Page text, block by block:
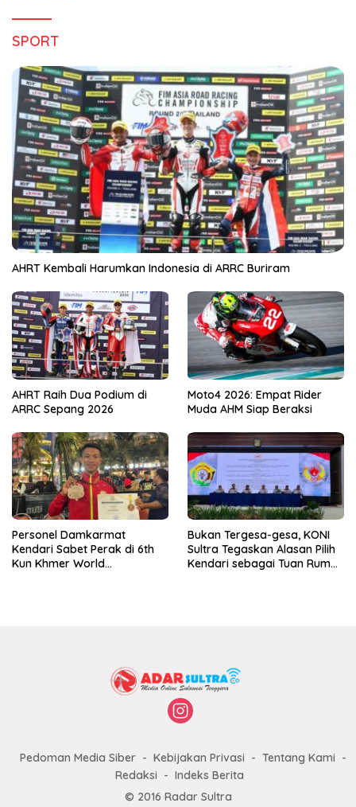
SPORT
AHRT Kembali Harumkan Indonesia di ARRC Buriram
AHRT Raih Dua Podium di
ARRC Sepang 2026
Moto4 2026: Empat Rider
Muda AHM Siap Beraksi
Personel Damkarmat
Kendari Sabet Perak di 6th
Kun Khmer World
Bukan Tergesa-gesa, KONI
Sultra Tegaskan Alasan Pilih
Kendari sebagai Tuan Rumah
Pedoman Media Siber Kebijakan Privasi
Tentang Kami
Redaksi
Indeks Berita
© 2016 Radar Sultra